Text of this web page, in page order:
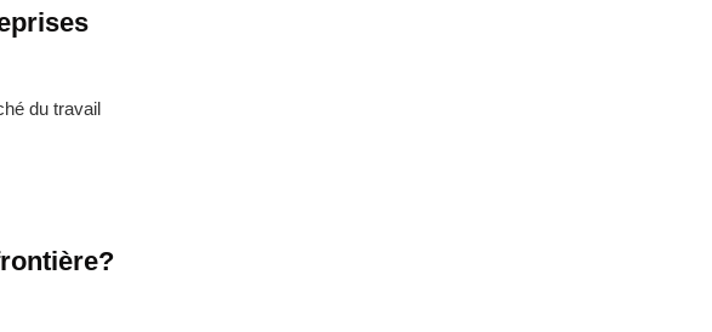
du travail